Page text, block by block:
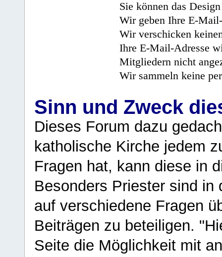
Sie können das
Wir geben Ihre E-
Wir verschicken
Ihre E-Mail-Adresse
Mitgliedern nicht
Wir sammeln keine
Sinn und Zweck
Dieses Forum dazu
katholische Kirche jedem
Fragen hat, kann diese in
Besonders Priester sind in
auf verschiedene Fragen
Beiträgen zu beteiligen.
Seite die Möglichkeit mit